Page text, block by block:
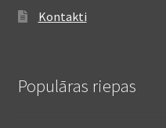
Kontakti
Populāras riepas